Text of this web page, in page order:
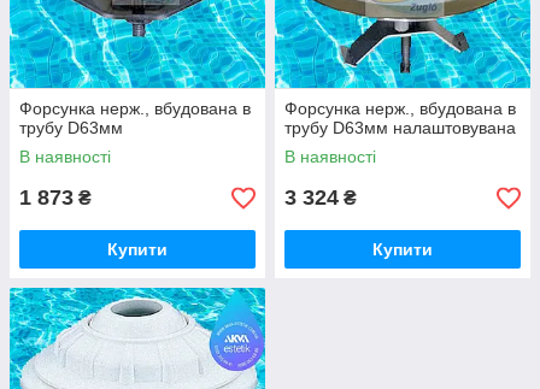
Форсунка нерж., вбудована в
трубу D63мм
В наявності
1 873 ₴
Купити
Форсунка нерж., вбудована в
трубу D63мм налаштовувана
В наявності
3 324 ₴
Купити